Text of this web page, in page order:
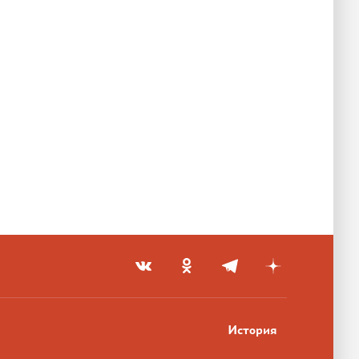
История